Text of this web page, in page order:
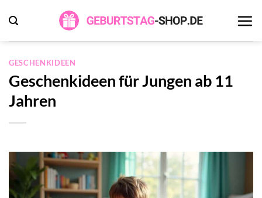
Inhalt
springen
GESCHENKIDEEN
Geschenkideen für Jungen ab 11
Jahren